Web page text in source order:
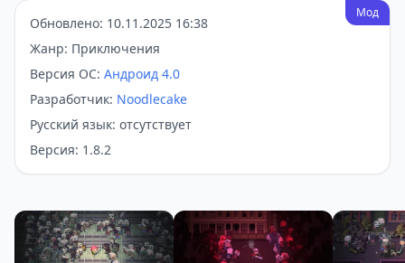
Мод
Обновлено: 10.11.2025 16:38
Жанр: Приключения
Версия ОС: Андроид 4.0
Разработчик: Noodlecake
Русский язык: отсутствует
Версия: 1.8.2